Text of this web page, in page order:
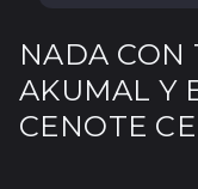
NADA CON
AKUMAL Y
CENOTE